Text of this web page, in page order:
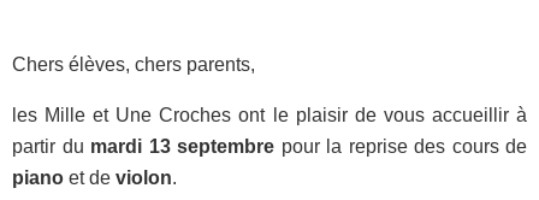
Chers élèves, chers parents,
les Mille et Une Croches ont le plaisir de vous accueillir à
partir du mardi 13 septembre pour la reprise des cours de
piano et de violon.